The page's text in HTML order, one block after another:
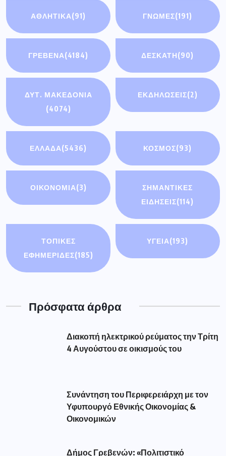
ΑΘΛΗΤΙΚΆ(91) ΓΝΩΜΕΣ(191)
ΓΡΕΒΕΝΑ(4184) ΔΕΣΚΑΤΗ(90)
ΔΥΤ. ΜΑΚΕΔΟΝΙΑ
(4074)
ΕΚΔΗΛΩΣΕΙΣ(2)
ΕΛΛΑΔΑ(5436) ΚΟΣΜΟΣ(93)
ΟΙΚΟΝΟΜΊΑ(3)
ΣΗΜΑΝΤΙΚΈΣ
ΕΙΔΉΣΕΙΣ(114)
ΤΟΠΙΚΕΣ
ΕΦΗΜΕΡΙΔΕΣ(185)
ΥΓΕΙΑ(193)
Πρόσφατα άρθρα
Διακοπή ηλεκτρικού ρεύματος την Τρίτη
4 Αυγούστου σε οικισμούς του
Συνάντηση του Περιφερειάρχη με τον
Υφυπουργό Εθνικής Οικονομίας &
Οικονομικών
Δήμος Γρεβενών: «Πολιτιστικό